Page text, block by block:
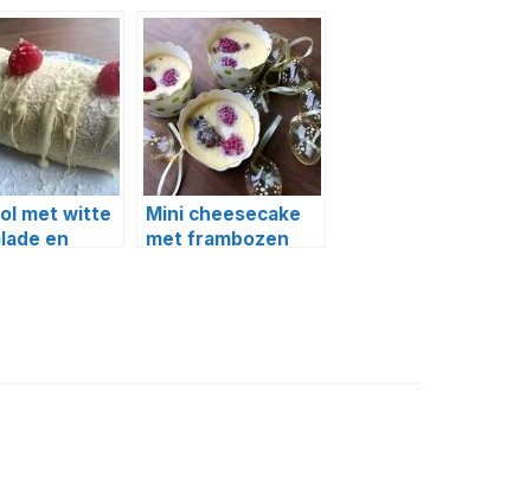
met witte
en
Mini cheesecake
met frambozen